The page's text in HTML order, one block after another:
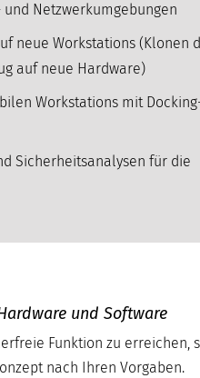
Netzwerk­umgebungen
neue Workstations (Klonen
auf neue Hardware)
Workstations mit
Sicherheitsanalysen für die
und Software
Funktion zu erreichen,
nach Ihren Vorgaben.